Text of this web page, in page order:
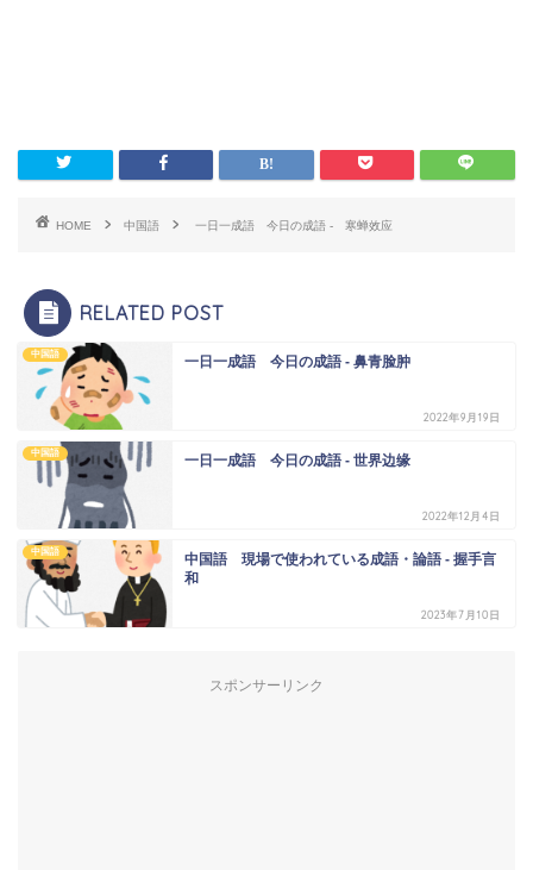
HOME 中国語 一日一成語 今日の成語 - 寒蝉效应
RELATED POST
中国語 一日一成語 今日の成語 - 鼻青脸肿
2022年9月19日
中国語 一日一成語 今日の成語 - 世界边缘
2022年12月4日
中国語
中国語 現場で使われている成語・論語 - 握手言
和
2023年7月10日
スポンサーリンク